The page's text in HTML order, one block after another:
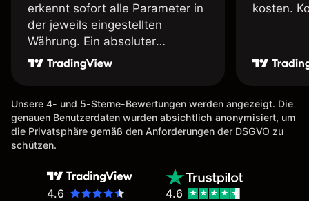
erkennt sofort alle Parameter in
der jeweils eingestellten
Währung. Ein absoluter
Pluspunkt an dieser Stelle.
kosten.
Unsere 4- und 5-Sterne-Bewertungen werden angezeigt. Die
genauen Benutzerdaten wurden absichtlich anonymisiert, um
die Privatsphäre gemäß den Anforderungen der DSGVO zu
schützen.
4.6 4.6